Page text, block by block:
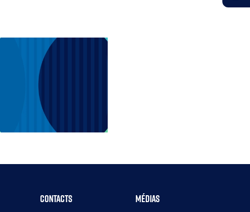
Contacts Médias